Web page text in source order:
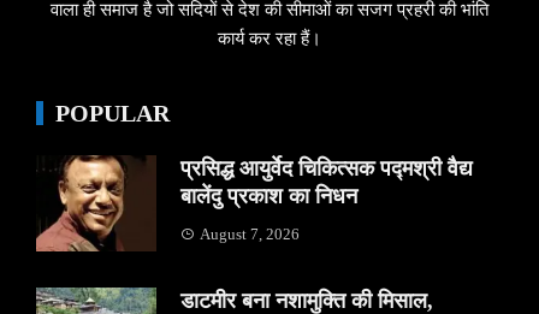
वाला ही समाज है जो सदियों से देश की सीमाओं का सजग प्रहरी की भांति
कार्य कर रहा हैं।
POPULAR
प्रसिद्ध आयुर्वेद चिकित्सक पद्मश्री वैद्य
बालेंदु प्रकाश का निधन
August 7, 2026
डाटमीर बना नशामुक्ति की मिसाल,